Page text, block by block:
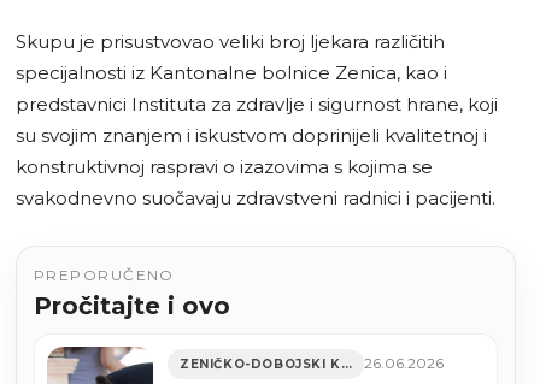
Skupu je prisustvovao veliki broj ljekara različitih
specijalnosti iz Kantonalne bolnice Zenica, kao i
predstavnici Instituta za zdravlje i sigurnost hrane, koji
su svojim znanjem i iskustvom doprinijeli kvalitetnoj i
konstruktivnoj raspravi o izazovima s kojima se
svakodnevno suočavaju zdravstveni radnici i pacijenti.
PREPORUČENO
Pročitajte i ovo
ZENIČKO-DOBOJSKI KANTON 26.06.2026